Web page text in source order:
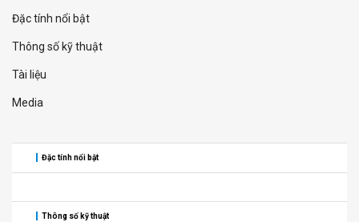
Đặc tính nổi bật
Thông số kỹ thuật
Tài liệu
Media
Đặc tính nổi bật
Thông số kỹ thuật